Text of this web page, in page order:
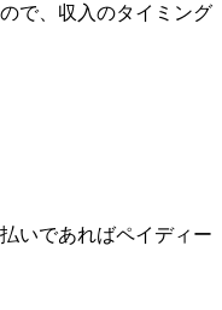
で、収入のタイミング
いであればペイディー